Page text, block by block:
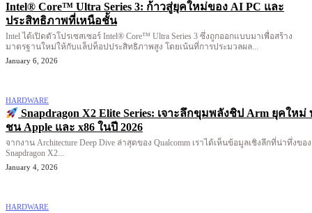
Intel® Core™ Ultra Series 3: ก้าวสู่ยุคใหม่ของ AI PC และ
ประสิทธิภาพที่เหนือชั้น
Intel ได้เปิดตัวโปรเซสเซอร์ Intel® Core™ Ultra Series 3 ซึ่งถูกออกแบบมาเพื่อสร้าง
มาตรฐานใหม่ให้กับแล็ปท็อปประสิทธิภาพสูง โดยเน้นที่การประมวลผล...
January 6, 2026
HARDWARE
Snapdragon X2 Elite Series: เจาะลึกขุมพลังชิป Arm ยุคใหม่
ชน Apple และ x86 ในปี 2026
จากงาน Architecture Deep Dive ล่าสุดของ Qualcomm เราได้เห็นข้อมูลเชิงลึกที่น่าทึ่งของ
Snapdragon X2...
January 4, 2026
HARDWARE